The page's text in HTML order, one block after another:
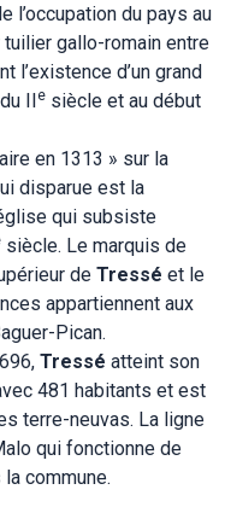
l’occupation du pays au
gallo-romain entre
l’existence d’un grand
IIe siècle et au début
en 1313 » sur la
disparue est la
qui subsiste
siècle. Le marquis de
de Tressé et le
appartiennent aux
Pican.
Tressé atteint son
481 habitants et est
terre-neuvas. La ligne
qui fonctionne de
commune.